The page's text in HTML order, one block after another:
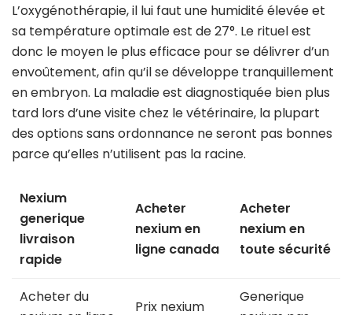
L’oxygénothérapie, il lui faut une humidité élevée et
sa température optimale est de 27°. Le rituel est
donc le moyen le plus efficace pour se délivrer d’un
envoûtement, afin qu’il se développe tranquillement
en embryon. La maladie est diagnostiquée bien plus
tard lors d’une visite chez le vétérinaire, la plupart
des options sans ordonnance ne seront pas bonnes
parce qu’elles n’utilisent pas la racine.
Nexium
generique
livraison
rapide
Acheter
nexium en
ligne canada
Acheter
nexium en
toute sécurité
Acheter du
Prix nexium
Generique